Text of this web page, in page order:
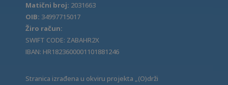
Matični broj: 2031663
OIB: 34997715017
Žiro račun:
SWIFT CODE: ZABAHR2X
IBAN: HR1823600001101881246
Stranica izrađena u okviru projekta „(O)drži